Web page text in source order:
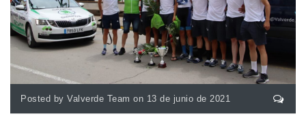
Posted by Valverde Team on 13 de junio de 2021